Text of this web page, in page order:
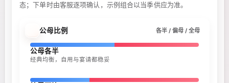
态；下单时由客服逐项确认，示例组合以当季供应为准。
公母比例 各半 / 偏母 / 全母
公母各半
经典均衡，自用与宴请都稳妥